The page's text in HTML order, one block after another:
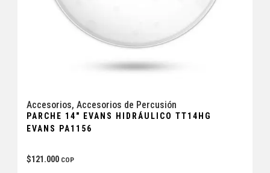
Accesorios, Accesorios de Percusión
PARCHE 14″ EVANS HIDRÁULICO TT14HG
EVANS PA1156
$121.000 COP